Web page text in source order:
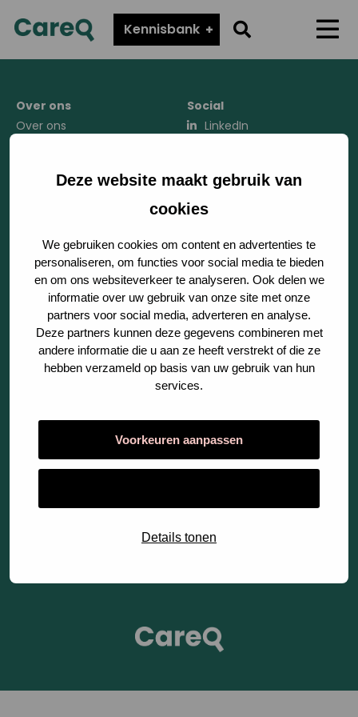
Deze website maakt gebruik van
cookies
We gebruiken cookies om content en advertenties te
personaliseren, om functies voor social media te bieden
en om ons websiteverkeer te analyseren. Ook delen we
informatie over uw gebruik van onze site met onze
partners voor social media, adverteren en analyse.
Deze partners kunnen deze gegevens combineren met
andere informatie die u aan ze heeft verstrekt of die ze
hebben verzameld op basis van uw gebruik van hun
services.
Voorkeuren aanpassen
Details tonen
CareQ
Kennisbank
Go
to
Over ons
Over ons
Social
LinkedIn
Product
Kennisbank
Regionale samenwerking
Privacy Statement
Algemene Voorwaarden
CareQ
link